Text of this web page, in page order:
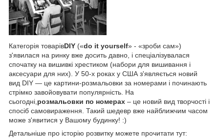
Категорія товарівDIY («do it yourself» - «зроби сам»)
з'явилася на ринку вже досить давно, і спеціалізувалася
спочатку на вишивкі хрестиком (набори для вишивання і
аксесуари для них). У 50-х роках у США з'являється новий
вид DIY — це картини-розмальовки за номерами і починають
стрімко завойовувати популярність. На
сьогодні,розмальовки по номерах – це новий вид творчості і
спосіб самовираження. Такий шедевр вже найближчим часом
може з'явитися у Вашому будинку! :)
Детальніше про історію розвитку можете прочитати тут: